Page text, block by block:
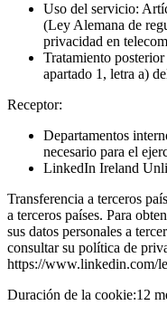
Uso del servicio:
(Ley Alemana de
privacidad en
Tratamiento
apartado 1, letra a)
Receptor:
Departamentos
necesario para el
LinkedIn Ireland
Transferencia a terceros
a terceros países. Para
sus datos personales a
consultar su política de
https://www.linkedin.com/
Duración de la cookie:12